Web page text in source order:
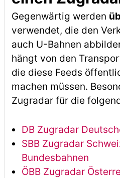
Gegenwärtig werden
verwendet, die den
auch U-Bahnen
hängt von den
die diese Feeds
machen müssen.
Zugradar für die
DB Zugradar
SBB Zugradar
Bundesbahnen
ÖBB Zugradar